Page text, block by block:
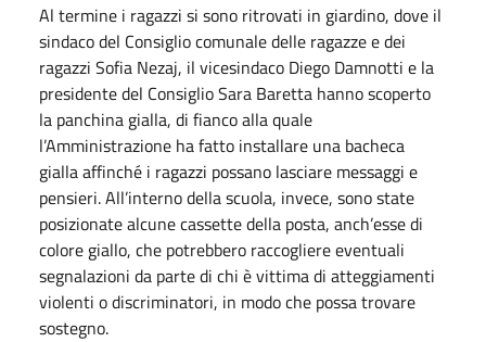
Al termine i ragazzi si sono ritrovati in giardino, dove il
sindaco del Consiglio comunale delle ragazze e dei
ragazzi Sofia Nezaj, il vicesindaco Diego Damnotti e la
presidente del Consiglio Sara Baretta hanno scoperto
la panchina gialla, di fianco alla quale
l’Amministrazione ha fatto installare una bacheca
gialla affinché i ragazzi possano lasciare messaggi e
pensieri. All’interno della scuola, invece, sono state
posizionate alcune cassette della posta, anch’esse di
colore giallo, che potrebbero raccogliere eventuali
segnalazioni da parte di chi è vittima di atteggiamenti
violenti o discriminatori, in modo che possa trovare
sostegno.